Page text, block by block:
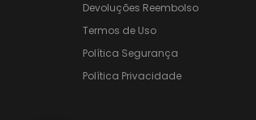
Devoluções Reembolso
Termos de Uso
Política Segurança
Política Privacidade